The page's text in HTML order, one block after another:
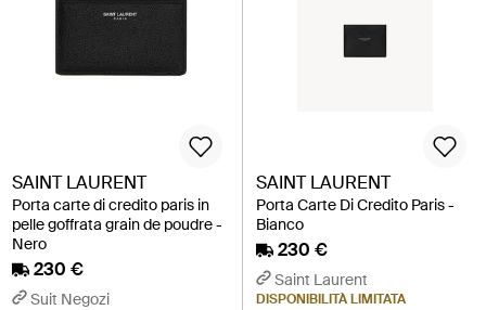
SAINT LAURENT
Porta carte di credito paris in
pelle goffrata grain de poudre -
Nero
230 €
Suit Negozi
SAINT LAURENT
Porta Carte Di Credito Paris -
Bianco
230 €
Saint Laurent
DISPONIBILITÀ LIMITATA